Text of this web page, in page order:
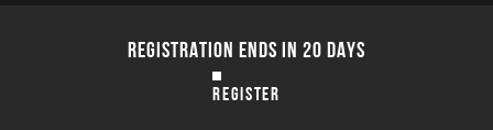
REGISTRATION ENDS IN 20 DAYS
REGISTER